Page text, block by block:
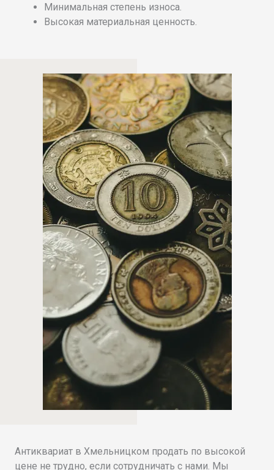
Минимальная степень износа.
Высокая материальная ценность.
Антиквариат в Хмельницком продать по высокой
цене не трудно, если сотрудничать с нами. Мы